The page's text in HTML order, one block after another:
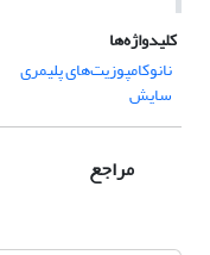
کلیدواژه‌ها
نانوکامپوزیت‌های پلیمری
سایش
مراجع